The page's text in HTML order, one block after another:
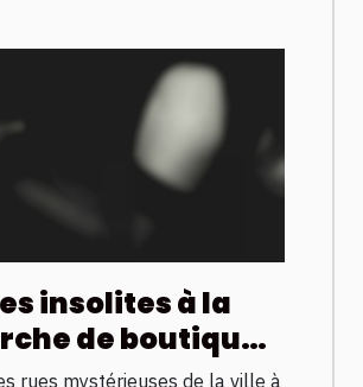
insolites à la
de boutiques
ouvertes
rues mystérieuses de la ville à